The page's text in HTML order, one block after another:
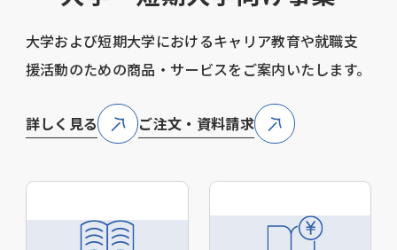
大学および短期大学におけるキャリア教育や就職支
援活動のための商品・サービスをご案内いたします。
詳しく見る ご注文・資料請求